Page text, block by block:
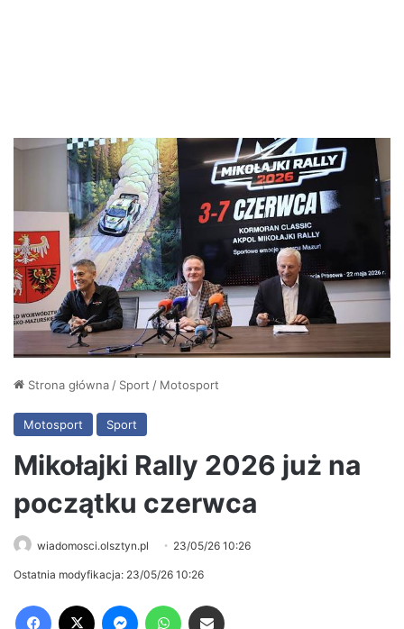
Strona główna / Sport / Motosport
Motosport Sport
Mikołajki Rally 2026 już na
początku czerwca
wiadomosci.olsztyn.pl 23/05/26 10:26
Ostatnia modyfikacja: 23/05/26 10:26